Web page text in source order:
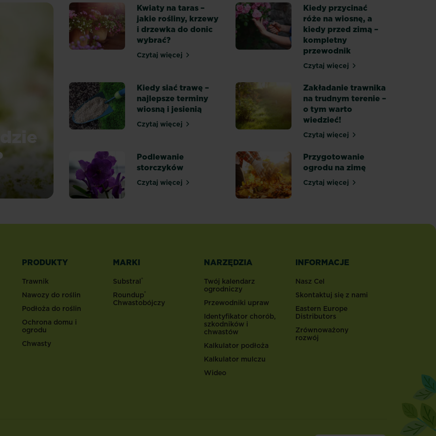
Kwiaty na taras –
jakie rośliny, krzewy
i drzewka do donic
wybrać?
Czytaj więcejKwiaty na taras – jakie rośliny, krzewy i drzewka do donic wybrać?
Kiedy przycinać
róże na wiosnę, a
kiedy przed zimą –
kompletny
przewodnik
Czytaj więcejKiedy przycinać róże na
Kiedy siać trawę –
najlepsze terminy
wiosną i jesienią
Czytaj więcejKiedy siać trawę – najlepsze terminy wiosną i jesienią
Zakładanie trawnika
na trudnym terenie –
o tym warto
wiedzieć!
Czytaj więcejZakładanie trawnika na
Podlewanie
storczyków
Czytaj więcejPodlewanie storczyków
Przygotowanie
ogrodu na zimę
Czytaj więcejPrzygotowanie ogrodu na
PRODUKTY
Trawnik
Nawozy do roślin
Podłoża do roślin
Ochrona domu i
ogrodu
Chwasty
MARKI
Substral®
Roundup®
Chwastobójczy
NARZĘDZIA
Twój kalendarz
ogrodniczy
Przewodniki upraw
Identyfikator chorób,
szkodników i
chwastów
Kalkulator podłoża
Kalkulator mulczu
Wideo
INFORMACJE
Nasz Cel
Skontaktuj się z nami
Eastern Europe
Distributors
Zrównoważony
rozwój